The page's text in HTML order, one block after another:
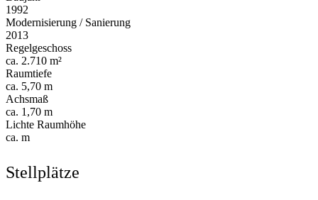
1992
Modernisierung / Sanierung
2013
Regelgeschoss
ca. 2.710 m²
Raumtiefe
ca. 5,70 m
Achsmaß
ca. 1,70 m
Lichte Raumhöhe
ca. m
Stellplätze